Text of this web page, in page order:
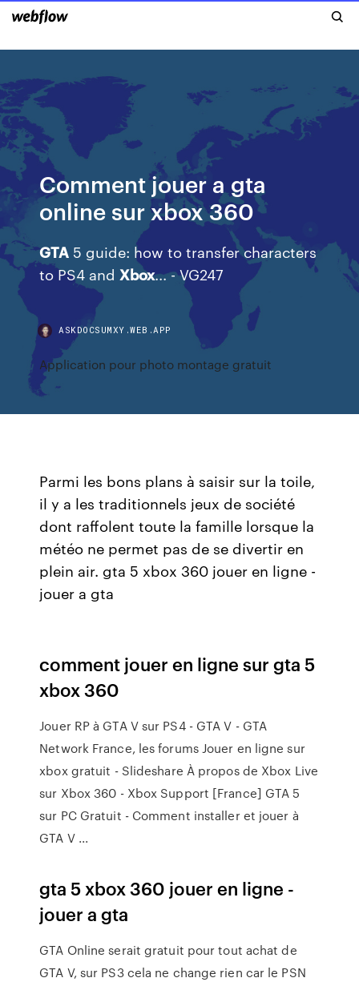
Comment jouer a gta
online sur xbox 360
GTA 5 guide: how to transfer characters
to PS4 and Xbox... - VG247
ASKDOCSUMXY.WEB.APP
Application pour photo montage gratuit
Parmi les bons plans à saisir sur la toile,
il y a les traditionnels jeux de société
dont raffolent toute la famille lorsque la
météo ne permet pas de se divertir en
plein air. gta 5 xbox 360 jouer en ligne -
jouer a gta
comment jouer en ligne sur gta 5
xbox 360
Jouer RP à GTA V sur PS4 - GTA V - GTA
Network France, les forums Jouer en ligne sur
xbox gratuit - Slideshare À propos de Xbox Live
sur Xbox 360 - Xbox Support [France] GTA 5
sur PC Gratuit - Comment installer et jouer à
GTA V ...
gta 5 xbox 360 jouer en ligne -
jouer a gta
GTA Online serait gratuit pour tout achat de
GTA V, sur PS3 cela ne change rien car le PSN